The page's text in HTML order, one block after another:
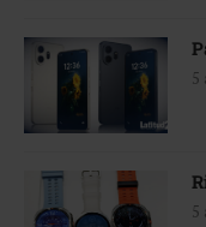
5
5